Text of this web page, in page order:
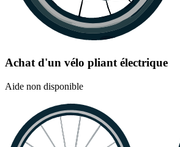
Achat d'un vélo pliant électrique
Aide non disponible